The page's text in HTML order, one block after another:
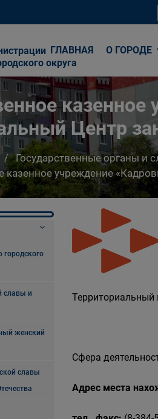
округа
ГЛАВНАЯ О ГОРОДЕ
Центр
Государственные органы и
казенное учреждение
городского
славы и
женский
славы
Территориальный
Сфера
Адрес места